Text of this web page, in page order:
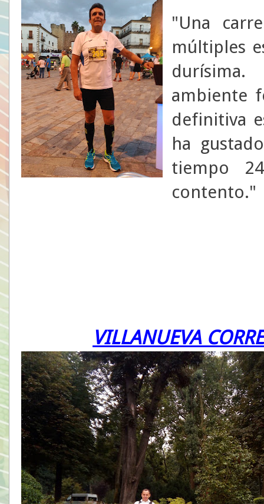
"Una
múltiples
ambiente
definitiva
ha
tiempo
contento."
VILLANUEVA